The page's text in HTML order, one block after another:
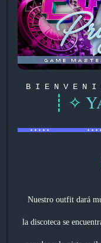
B I E N V E N I
┊ ✧ Y
Nuestro outfit dará
la discoteca se